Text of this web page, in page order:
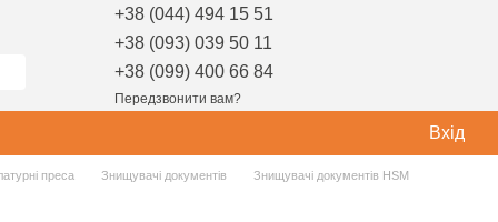
+38 (044) 494 15 51
+38 (093) 039 50 11
+38 (099) 400 66 84
Передзвонити вам?
Вхід
преса Знищувачі документів Знищувачі документів HSM